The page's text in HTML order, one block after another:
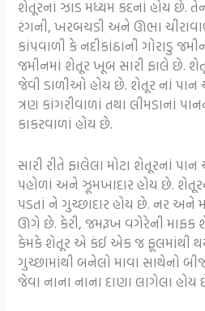
શેતૂરનાં ઝાડ મધ્યમ કદનાં હોય છે.
રંગની, ખરબચડી અને ઊભા
કાંપવાળી કે નદીકાંઠાની ગોરાડુ
જમીનમાં શેતૂર ખૂબ સારી ફાલે છે.
જેવી ડાળીઓ હોય છે. શેતૂર નાં પાન
ત્રણ કાંગરીવાળાં તથા લીમડાનાં
કાકરવાળાં હોય છે.
સારી રીતે ફાલેલા મોટા શેતૂરનાં
પહોળાં અને ઝૂમખાદાર હોય છે.
પડતાં ને ગુચ્છાદાર હોય છે. નર
ઊગે છે. કેરી, જમરૂખ વગેરેની માફક
કેમકે શેતૂર એ કંઈ એક જ ફૂલમાંથી
ગુચ્છામાંથી બનેલો માવા સાથેનો
જેવા નાના નાના દાણા લાગેલા હોય